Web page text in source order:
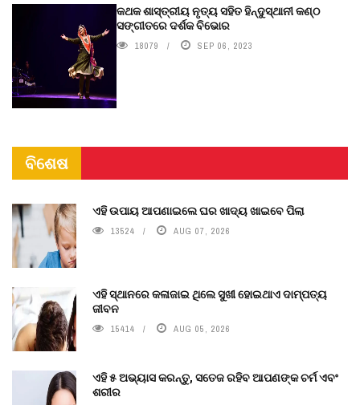
କଥକ ଶାସ୍ତ୍ରୀୟ ନୃତ୍ୟ ସହିତ ହିନ୍ଦୁସ୍ଥାନୀ କଣ୍ଠ
ସଙ୍ଗୀତରେ ଦର୍ଶକ ବିଭୋର
18079 SEP 06, 2023
ବିଶେଷ
ଏହି ଉପାୟ ଆପଣାଇଲେ ଘର ଖାଦ୍ୟ ଖାଇବେ ପିଲା
13524 AUG 07, 2026
ଏହି ସ୍ଥାନରେ କଳାଜାଇ ଥିଲେ ସୁଖୀ ହୋଇଥାଏ ଦାମ୍ପତ୍ୟ
ଜୀବନ
15414 AUG 05, 2026
ଏହି ୫ ଅଭ୍ୟାସ କରନ୍ତୁ, ସତେଜ ରହିବ ଆପଣଙ୍କ ଚର୍ମ ଏବଂ
ଶରୀର